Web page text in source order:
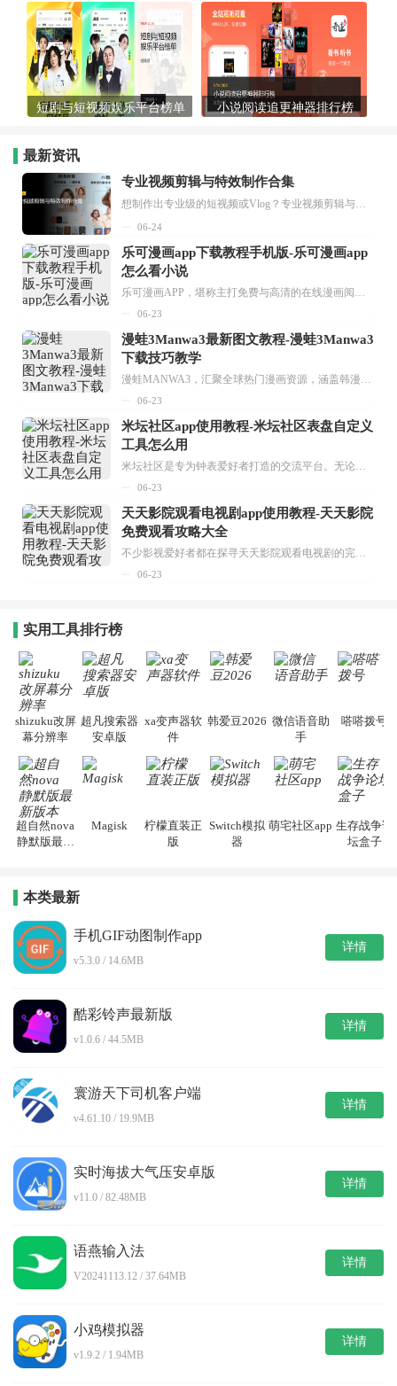
短剧与短视频娱乐平台榜单 小说阅读追更神器排行榜
最新资讯
专业视频剪辑与特效制作合集
想制作出专业级的短视频或Vlog？专业视频剪辑与特效制作大全专题为你提供了从剪辑、抠像到特效包装的全套解决方案。无论是添加炫酷的片头、进行精准的视频抠图，还是制...
06-24
乐可漫画app下载教程手机版-乐可漫画app
怎么看小说
06-23
漫蛙3Manwa3最新图文教程-漫蛙3Manwa3
下载技巧教学
06-23
米坛社区app使用教程-米坛社区表盘自定义
工具怎么用
06-23
天天影院观看电视剧app使用教程-天天影院
免费观看攻略大全
06-23
实用工具排行榜
shizuku改屏
幕分辨率
超凡搜索器
安卓版
xa变声器软
件
韩爱豆2026 微信语音助
手
嗒嗒拨号
超自然nova
静默版最新
Magisk
柠檬直装正
版
Switch模拟
器
萌宅社区app 生存战争论
坛盒子
本类最新
手机GIF动图制作app
v5.3.0 / 14.6MB
详情
酷彩铃声最新版
v1.0.6 / 44.5MB
详情
寰游天下司机客户端
v4.61.10 / 19.9MB
详情
实时海拔大气压安卓版
v11.0 / 82.48MB
详情
语燕输入法
V20241113.12 / 37.64MB
详情
小鸡模拟器
v1.9.2 / 1.94MB
详情